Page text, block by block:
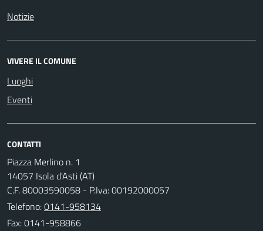
Notizie
VIVERE IL COMUNE
Luoghi
Eventi
CONTATTI
Piazza Merlino n. 1
14057 Isola d'Asti (AT)
C.F. 80003590058 - P.Iva: 00192000057
Telefono:0141-958134
Fax: 0141-958866